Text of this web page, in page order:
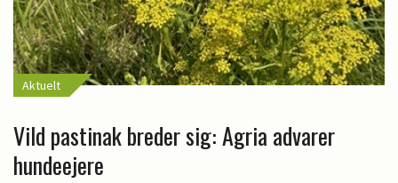
Aktuelt
Vild pastinak breder sig: Agria advarer
hundeejere